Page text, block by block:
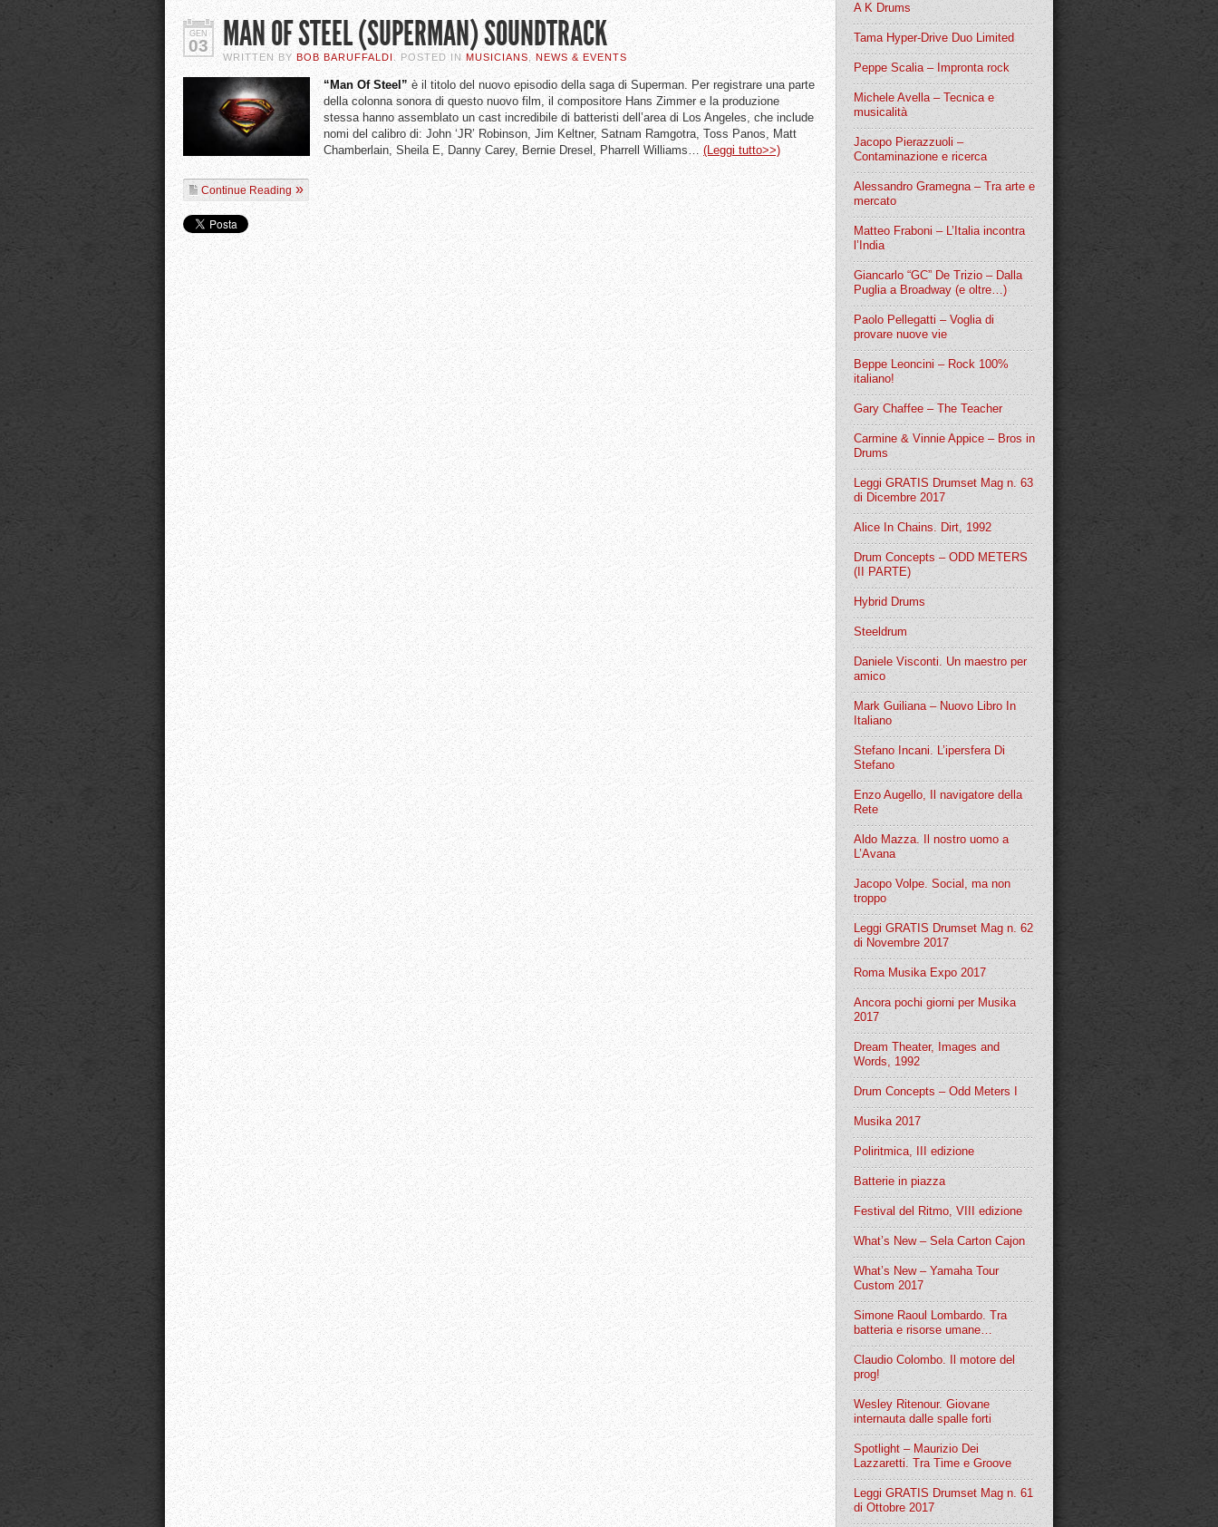
GEN
03 MAN OF STEEL (SUPERMAN) SOUNDTRACK
WRITTEN BY BOB BARUFFALDI. POSTED IN MUSICIANS NEWS & EVENTS
“Man Of Steel” è il titolo del nuovo episodio della saga di Superman. Per registrare una parte
della colonna sonora di questo nuovo film, il compositore Hans Zimmer e la produzione
stessa hanno assemblato un cast incredibile di batteristi dell’area di Los Angeles, che include
nomi del calibro di: John ‘JR’ Robinson, Jim Keltner, Satnam Ramgotra, Toss Panos, Matt
Chamberlain, Sheila E, Danny Carey, Bernie Dresel, Pharrell Williams… (Leggi tutto>>)
Continue Reading
A K Drums
Tama Hyper-Drive Duo Limited
Peppe Scalia – Impronta rock
Michele Avella – Tecnica e
musicalità
Jacopo Pierazzuoli –
Contaminazione e ricerca
Alessandro Gramegna – Tra arte e
mercato
Matteo Fraboni – L’Italia incontra
l’India
Giancarlo “GC” De Trizio – Dalla
Puglia a Broadway (e oltre…)
Paolo Pellegatti – Voglia di
provare nuove vie
Beppe Leoncini – Rock 100%
italiano!
Gary Chaffee – The Teacher
Carmine & Vinnie Appice – Bros in
Drums
Leggi GRATIS Drumset Mag n. 63
di Dicembre 2017
Alice In Chains. Dirt, 1992
Drum Concepts – ODD METERS
(II PARTE)
Hybrid Drums
Steeldrum
Daniele Visconti. Un maestro per
amico
Mark Guiliana – Nuovo Libro In
Italiano
Stefano Incani. L’ipersfera Di
Stefano
Enzo Augello, Il navigatore della
Rete
Aldo Mazza. Il nostro uomo a
L’Avana
Jacopo Volpe. Social, ma non
troppo
Leggi GRATIS Drumset Mag n. 62
di Novembre 2017
Roma Musika Expo 2017
Ancora pochi giorni per Musika
2017
Dream Theater, Images and
Words, 1992
Drum Concepts – Odd Meters I
Musika 2017
Poliritmica, III edizione
Batterie in piazza
Festival del Ritmo, VIII edizione
What’s New – Sela Carton Cajon
What’s New – Yamaha Tour
Custom 2017
Simone Raoul Lombardo. Tra
batteria e risorse umane…
Claudio Colombo. Il motore del
prog!
Wesley Ritenour. Giovane
internauta dalle spalle forti
Spotlight – Maurizio Dei
Lazzaretti. Tra Time e Groove
Leggi GRATIS Drumset Mag n. 61
di Ottobre 2017